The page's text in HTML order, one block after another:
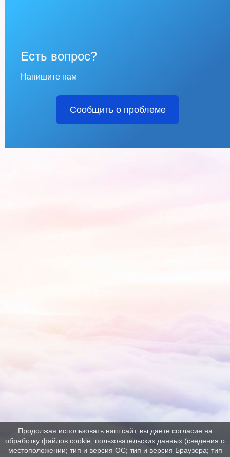
Есть вопрос?
Напишите нам
Сообщить о проблеме
Продолжая использовать наш сайт, вы даете согласие на
обработку файлов cookie, пользовательских данных (сведения о
местоположении; тип и версия ОС; тип и версия Браузера; тип